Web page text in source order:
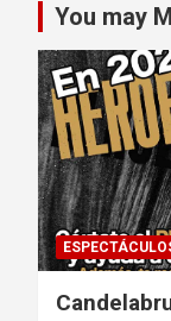
You may